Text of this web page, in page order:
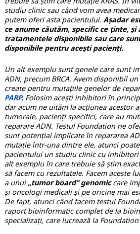
studiu clinic sau când vom avea
putem oferi asta pacientului. Așadar
ce anume căutăm, specific ce ținte, și
tratamentele disponibile sau care
disponibile pentru acești pacienți.
Un alt exemplu sunt genele care sunt
ADN, precum BRCA. Avem disponibil
create pentru mutațiile genelor de
PARP.Folosim acești inhibitori în
dar acum ne uităm la acțiunea acestor
tumorale, pacienți specifici, care au
reparare ADN. Testul Foundation ne
sunt potențial implicate în repararea
mutație într-una dintre ele, atunci
pacientului un studiu clinic cu inhibitori
alt exemplu în care trebuie să știm
să facem cu rezultatele. Facem aceste
a unui „tumor board” genomiccare
și oncologi medicali și pe oricine mai
De fapt, atunci când facem testul
raport bioinformatic complet de la
specializați, care lucrează la Foundation